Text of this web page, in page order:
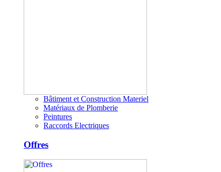
Bâtiment et Construction Materiel
Matériaux de Plomberie
Peintures
Raccords Electriques
Offres